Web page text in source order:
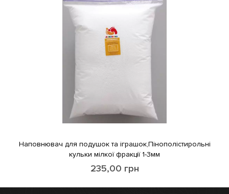
Наповнювач для подушок та іграшок,Пінополістирольні
кульки мілкої фракції 1-3мм
235,00 грн